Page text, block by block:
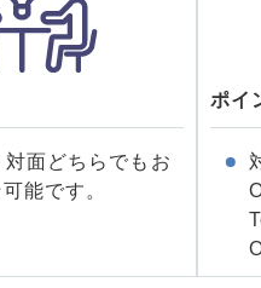
面どちらでもお
能です。
ポイ